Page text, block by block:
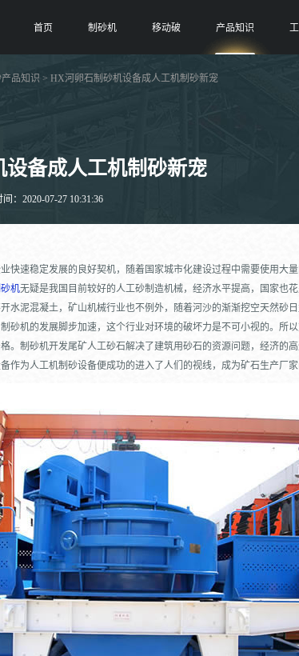
首页 制砂机 移动破 产品知识
品知识 > HX河卵石制砂机设备成人工机制砂新宠
备成人工机制砂新宠
：2020-07-27 10:31:36
快速稳定发展的良好契机，随着国家城市化建设过程中需要使用大
机无疑是我国目前较好的人工砂制造机械，经济水平提高，国家也
水泥混凝土，矿山机械行业也不例外，随着河沙的渐渐挖空天然砂
砂机的发展脚步加速，这个行业对环境的破坏力是不可小视的。所
。制砂机开发尾矿人工砂石解决了建筑用砂石的资源问题，经济的
作为人工机制砂设备便成功的进入了人们的视线，成为矿石生产厂家